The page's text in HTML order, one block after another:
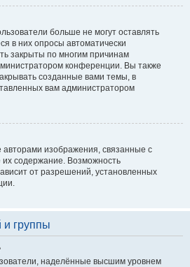
больше не могут оставлять
в них опросы автоматически
закрыты по многим причинам
конференции. Вы также
созданные вами темы, в
вам администратором
изображения, связанные с
содержание. Возможность
от разрешений, установленных
и группы
наделённые высшим уровнем